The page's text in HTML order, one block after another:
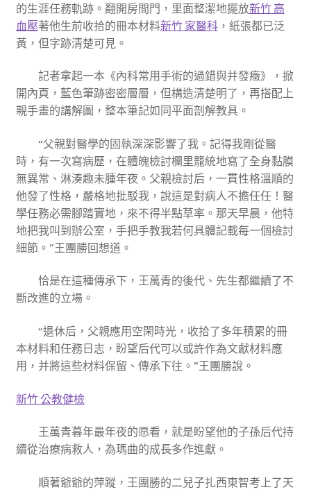
的生涯任務軌跡。翻開房間門，里面整潔地擺放新竹 高
血壓著他生前收拾的冊本材料新竹 家醫科，紙張都已泛
黃，但字跡清楚可見。
記者拿起一本《內科常用手術的過錯與并發癥》，掀
開內頁，藍色筆跡密密層層，但構造清楚明了，再搭配上
親手畫的講解圖，整本筆記如同平面剖解教具。
“父親對醫學的固執深深影響了我。記得我剛從醫
時，有一次寫病歷，在體魄檢討欄里籠統地寫了全身黏膜
無異常、淋湊趣未腫年夜。父親檢討后，一貫性格溫順的
他發了性格，嚴格地批駁我，說這是對病人不擔任任！醫
學任務必需腳踏實地，來不得半點草率。那天早晨，他特
地把我叫到辦公室，手把手教我若何具體記載每一個檢討
細節。”王團勝回想道。
恰是在這種傳承下，王萬青的後代、先生都繼續了不
斷改進的立場。
“退休后，父親應用空閑時光，收拾了多年積累的冊
本材料和任務日志，盼望后代可以或許作為文獻材料應
用，并將這些材料保留、傳承下往。”王團勝說。
新竹 公教健檢
王萬青暮年最年夜的愿看，就是盼望他的子孫后代持
續從治療病救人，為瑪曲的成長多作進獻。
順著爺爺的萍蹤，王團勝的二兒子扎西東智考上了天